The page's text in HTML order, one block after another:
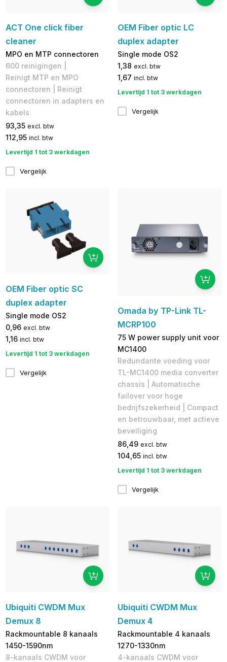
ACT One click fiber
cleaner
MPO en MTP connectoren
600 reinigingen |
Reinigt MTP en MPO
connectoren | Reinigt
connectoren in adapters en
kabels
93,35 excl. btw
112,95 incl. btw
Levertijd 1 tot 3 werkdagen
Vergelijk
OEM Fiber optic LC
duplex adapter
Single mode OS2
1,38 excl. btw
1,67 incl. btw
Levertijd 1 tot 3 werkdagen
Vergelijk
OEM Fiber optic SC
duplex adapter
Single mode OS2
0,96 excl. btw
1,16 incl. btw
Levertijd 1 tot 3 werkdagen
Vergelijk
Omada by TP-Link TL-
MCRP100
75 W power supply unit voor
MC1400
Redundante voeding voor
TL-MC1400 media converter
chassis | Automatische
failover voor hoge
bedrijfszekerheid | Compact
en betrouwbaar, met actieve
beveiliging
86,49 excl. btw
104,65 incl. btw
Levertijd 1 tot 3 werkdagen
Vergelijk
Ubiquiti CWDM Mux
Demux 8
Rackmountable 8 kanaals
1450-1590nm
8-kanaals CWDM voor
Ubiquiti CWDM Mux
Demux 4
Rackmountable 4 kanaals
1270-1330nm
4-kanaals CWDM voor